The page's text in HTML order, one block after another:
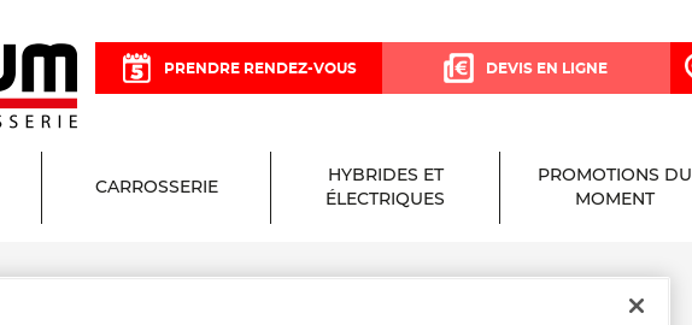
PRENDRE RENDEZ-VOUS DEVIS EN LIGNE
CARROSSERIE
HYBRIDES ET
ÉLECTRIQUES
PROMOTIONS DU
MOMENT